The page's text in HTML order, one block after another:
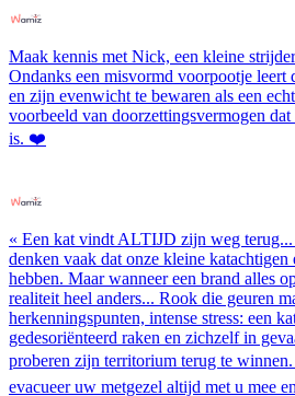
Maak kennis met Nick, een kleine
Ondanks een misvormd voorpootje leert
en zijn evenwicht te bewaren als een
voorbeeld van doorzettingsvermogen
is. ❤️
« Een kat vindt ALTIJD zijn weg
denken vaak dat onze kleine katachtigen
hebben. Maar wanneer een brand alles
realiteit heel anders... Rook die geuren
herkenningspunten, intense stress: een
gedesoriënteerd raken en zichzelf in
proberen zijn territorium terug te
evacueer uw metgezel altijd met u mee